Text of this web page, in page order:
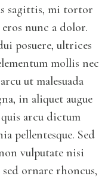
sagittis, mi tortor
nunc a dolor.
posuere, ultrices
mollis nec
ut malesuada
in aliquet augue
arcu dictum
pellentesque. Sed
vulputate nisi
ornare rhoncus,